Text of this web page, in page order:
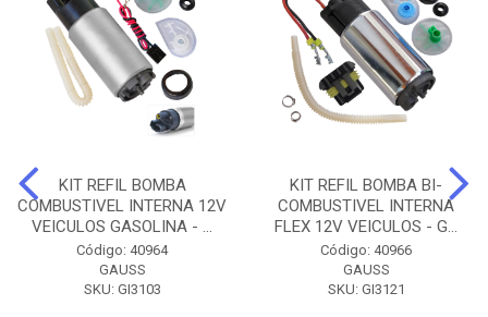
KIT REFIL BOMBA
COMBUSTIVEL INTERNA 12V
VEICULOS GASOLINA - ...
Código: 40964
GAUSS
SKU: GI3103
KIT REFIL BOMBA BI-
COMBUSTIVEL INTERNA
FLEX 12V VEICULOS - G...
Código: 40966
GAUSS
SKU: GI3121